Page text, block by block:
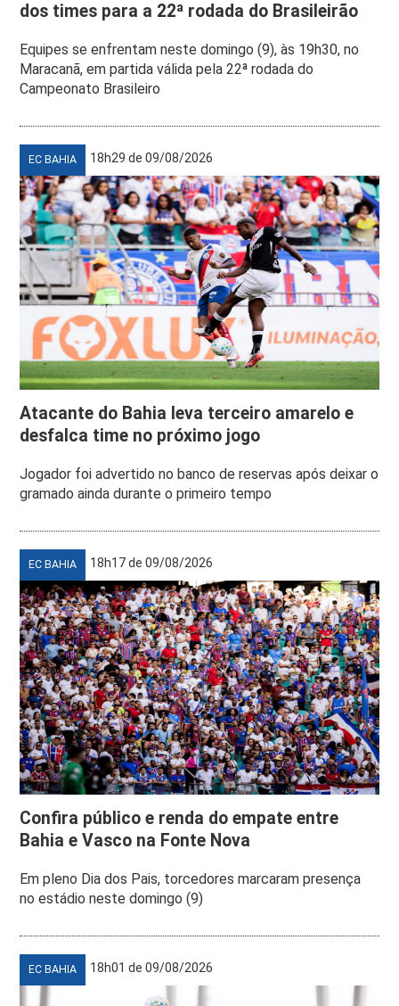
dos times para a 22ª rodada do Brasileirão
Equipes se enfrentam neste domingo (9), às 19h30, no
Maracanã, em partida válida pela 22ª rodada do
Campeonato Brasileiro
EC BAHIA 18h29 de 09/08/2026
Atacante do Bahia leva terceiro amarelo e
desfalca time no próximo jogo
Jogador foi advertido no banco de reservas após deixar o
gramado ainda durante o primeiro tempo
EC BAHIA 18h17 de 09/08/2026
Confira público e renda do empate entre
Bahia e Vasco na Fonte Nova
Em pleno Dia dos Pais, torcedores marcaram presença
no estádio neste domingo (9)
EC BAHIA 18h01 de 09/08/2026